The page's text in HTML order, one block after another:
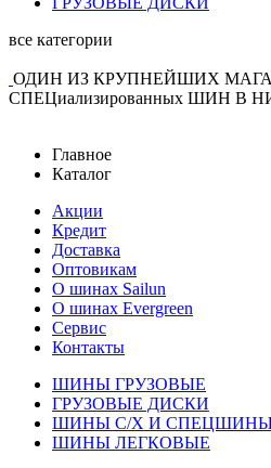
все категории
ОДИН ИЗ КРУПНЕЙШИХ
СПЕЦиализированных ШИН В
Главное
Каталог
Акции
Кредит
Доставка
Оптовикам
О шинах Sailun
О шинах Evergreen
Сервис
Контакты
ШИНЫ ГРУЗОВЫЕ
ГРУЗОВЫЕ ДИСКИ
ШИНЫ С/Х И
ШИНЫ ЛЕГКОВЫЕ